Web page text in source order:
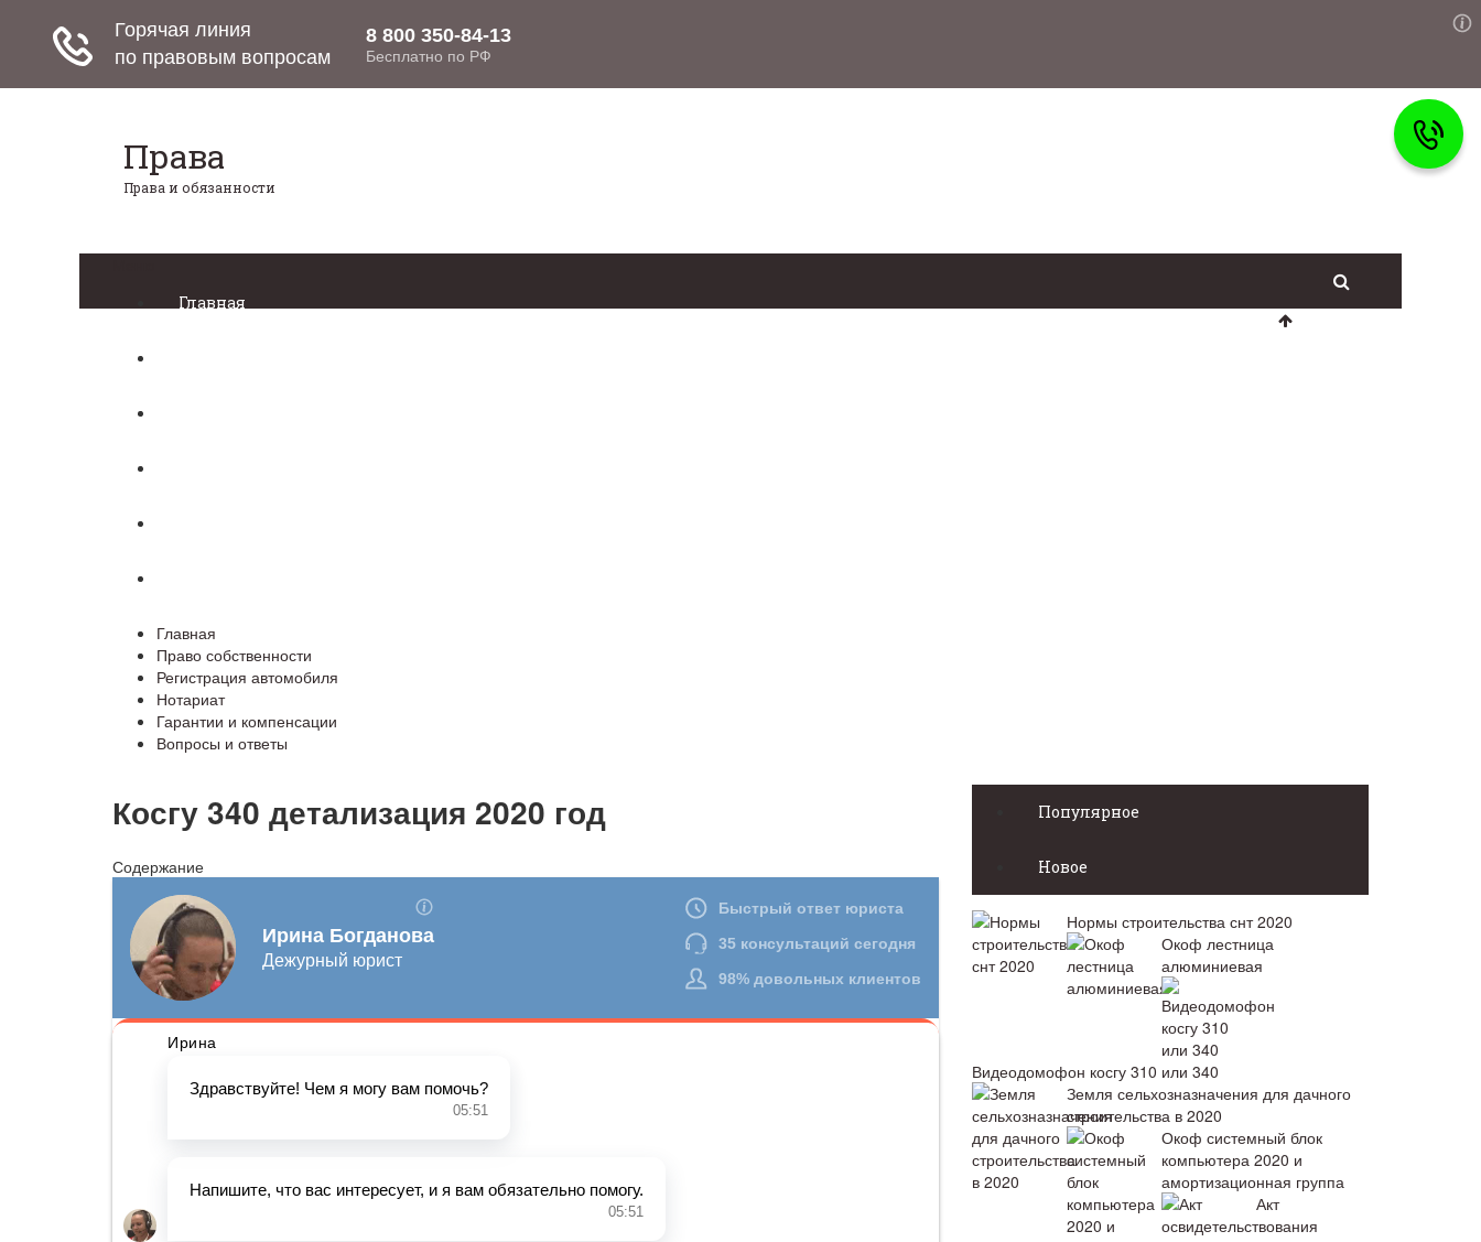
Права
Права и обязанности
Главная
Главная
Право собственности
Регистрация автомобиля
Нотариат
Гарантии и компенсации
Вопросы и ответы
Косгу 340 детализация 2020 год
Содержание
Популярное
Новое
Нормы строительства снт 2020
Окоф лестница
алюминиевая
Видеодомофон косгу 310 или 340
Земля сельхозназначения для дачного
строительства в 2020
Окоф системный блок
компьютера 2020 и
амортизационная группа
Акт